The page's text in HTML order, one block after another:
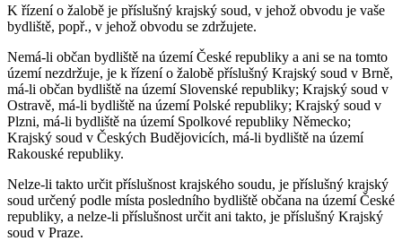
K řízení o žalobě je příslušný krajský soud, v jehož obvodu je vaše
bydliště, popř., v jehož obvodu se zdržujete.
Nemá-li občan bydliště na území České republiky a ani se na tomto
území nezdržuje, je k řízení o žalobě příslušný Krajský soud v Brně,
má-li občan bydliště na území Slovenské republiky; Krajský soud v
Ostravě, má-li bydliště na území Polské republiky; Krajský soud v
Plzni, má-li bydliště na území Spolkové republiky Německo;
Krajský soud v Českých Budějovicích, má-li bydliště na území
Rakouské republiky.
Nelze-li takto určit příslušnost krajského soudu, je příslušný krajský
soud určený podle místa posledního bydliště občana na území České
republiky, a nelze-li příslušnost určit ani takto, je příslušný Krajský
soud v Praze.